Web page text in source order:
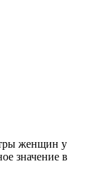
женщин у
значение в